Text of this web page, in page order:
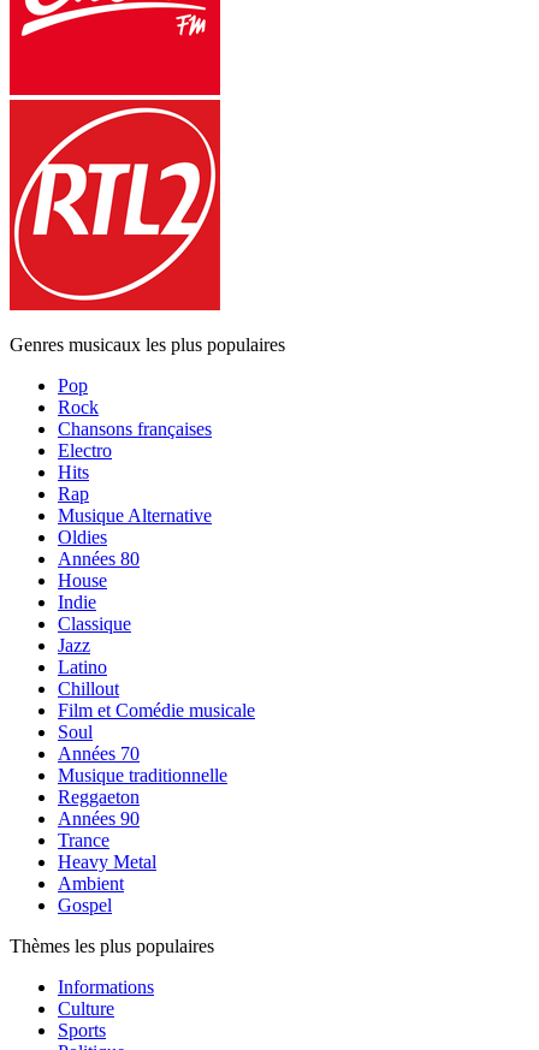
Genres musicaux les plus populaires
Pop
Rock
Chansons françaises
Electro
Hits
Rap
Musique Alternative
Oldies
Années 80
House
Indie
Classique
Jazz
Latino
Chillout
Film et Comédie musicale
Soul
Années 70
Musique traditionnelle
Reggaeton
Années 90
Trance
Heavy Metal
Ambient
Gospel
Thèmes les plus populaires
Informations
Culture
Sports